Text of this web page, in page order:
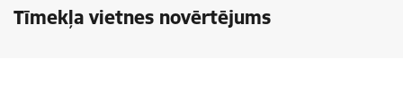
Tīmekļa vietnes novērtējums